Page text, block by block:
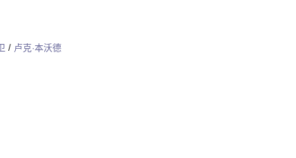
/ 卢克·本沃德